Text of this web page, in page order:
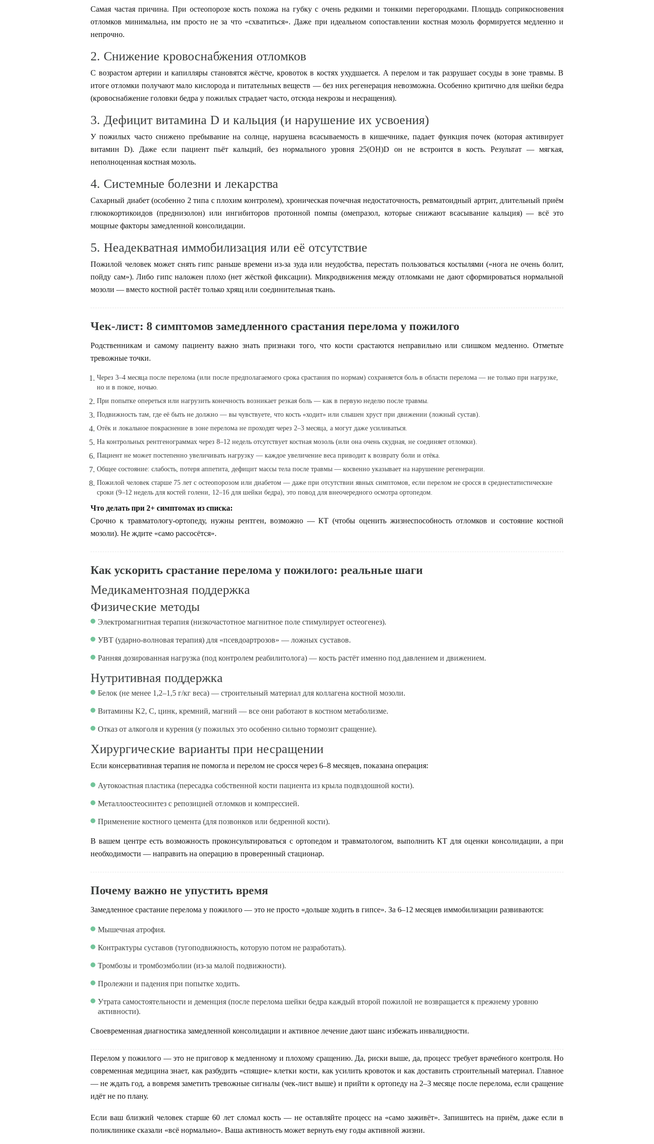
Самая частая причина. При остеопорозе кость похожа на губку с очень редкими и тонкими перегородками. Площадь соприкосновения
отломков минимальна, им просто не за что «схватиться». Даже при идеальном сопоставлении костная мозоль формируется медленно и
непрочно.
2. Снижение кровоснабжения отломков
С возрастом артерии и капилляры становятся жёстче, кровоток в костях ухудшается. А перелом и так разрушает сосуды в зоне травмы. В
итоге отломки получают мало кислорода и питательных веществ — без них регенерация невозможна. Особенно критично для шейки бедра
(кровоснабжение головки бедра у пожилых страдает часто, отсюда некрозы и несращения).
3. Дефицит витамина D и кальция (и нарушение их усвоения)
У пожилых часто снижено пребывание на солнце, нарушена всасываемость в кишечнике, падает функция почек (которая активирует
витамин D). Даже если пациент пьёт кальций, без нормального уровня 25(OH)D он не встроится в кость. Результат — мягкая,
неполноценная костная мозоль.
4. Системные болезни и лекарства
Сахарный диабет (особенно 2 типа с плохим контролем), хроническая почечная недостаточность, ревматоидный артрит, длительный приём
глюкокортикоидов (преднизолон) или ингибиторов протонной помпы (омепразол, которые снижают всасывание кальция) — всё это
мощные факторы замедленной консолидации.
5. Неадекватная иммобилизация или её отсутствие
Пожилой человек может снять гипс раньше времени из-за зуда или неудобства, перестать пользоваться костылями («нога не очень болит,
пойду сам»). Либо гипс наложен плохо (нет жёсткой фиксации). Микродвижения между отломками не дают сформироваться нормальной
мозоли — вместо костной растёт только хрящ или соединительная ткань.
Чек-лист: 8 симптомов замедленного срастания перелома у пожилого
Родственникам и самому пациенту важно знать признаки того, что кости срастаются неправильно или слишком медленно. Отметьте
тревожные точки.
Через 3–4 месяца после перелома (или после предполагаемого срока срастания по нормам) сохраняется боль в области перелома — не только при нагрузке,
но и в покое, ночью.
При попытке опереться или нагрузить конечность возникает резкая боль — как в первую неделю после травмы.
Подвижность там, где её быть не должно — вы чувствуете, что кость «ходит» или слышен хруст при движении (ложный сустав).
Отёк и локальное покраснение в зоне перелома не проходят через 2–3 месяца, а могут даже усиливаться.
На контрольных рентгенограммах через 8–12 недель отсутствует костная мозоль (или она очень скудная, не соединяет отломки).
Пациент не может постепенно увеличивать нагрузку — каждое увеличение веса приводит к возврату боли и отёка.
Общее состояние: слабость, потеря аппетита, дефицит массы тела после травмы — косвенно указывает на нарушение регенерации.
Пожилой человек старше 75 лет с остеопорозом или диабетом — даже при отсутствии явных симптомов, если перелом не сросся в среднестатистические
сроки (9–12 недель для костей голени, 12–16 для шейки бедра), это повод для внеочередного осмотра ортопедом.
Что делать при 2+ симптомах из списка:
Срочно к травматологу-ортопеду, нужны рентген, возможно — КТ (чтобы оценить жизнеспособность отломков и состояние костной
мозоли). Не ждите «само рассосётся».
Как ускорить срастание перелома у пожилого: реальные шаги
Медикаментозная поддержка
Физические методы
Электромагнитная терапия (низкочастотное магнитное поле стимулирует остеогенез).
УВТ (ударно-волновая терапия) для «псевдоартрозов» — ложных суставов.
Ранняя дозированная нагрузка (под контролем реабилитолога) — кость растёт именно под давлением и движением.
Нутритивная поддержка
Белок (не менее 1,2–1,5 г/кг веса) — строительный материал для коллагена костной мозоли.
Витамины K2, C, цинк, кремний, магний — все они работают в костном метаболизме.
Отказ от алкоголя и курения (у пожилых это особенно сильно тормозит сращение).
Хирургические варианты при несращении
Если консервативная терапия не помогла и перелом не сросся через 6–8 месяцев, показана операция:
Аутокоастная пластика (пересадка собственной кости пациента из крыла подвздошной кости).
Металлоостеосинтез с репозицией отломков и компрессией.
Применение костного цемента (для позвонков или бедренной кости).
В вашем центре есть возможность проконсультироваться с ортопедом и травматологом, выполнить КТ для оценки консолидации, а при
необходимости — направить на операцию в проверенный стационар.
Почему важно не упустить время
Замедленное срастание перелома у пожилого — это не просто «дольше ходить в гипсе». За 6–12 месяцев иммобилизации развиваются:
Мышечная атрофия.
Контрактуры суставов (тугоподвижность, которую потом не разработать).
Тромбозы и тромбоэмболии (из-за малой подвижности).
Пролежни и падения при попытке ходить.
Утрата самостоятельности и деменция (после перелома шейки бедра каждый второй пожилой не возвращается к прежнему уровню
активности).
Своевременная диагностика замедленной консолидации и активное лечение дают шанс избежать инвалидности.
Перелом у пожилого — это не приговор к медленному и плохому сращению. Да, риски выше, да, процесс требует врачебного контроля. Но
современная медицина знает, как разбудить «спящие» клетки кости, как усилить кровоток и как доставить строительный материал. Главное
— не ждать год, а вовремя заметить тревожные сигналы (чек-лист выше) и прийти к ортопеду на 2–3 месяце после перелома, если сращение
идёт не по плану.
Если ваш близкий человек старше 60 лет сломал кость — не оставляйте процесс на «само заживёт». Запишитесь на приём, даже если в
поликлинике сказали «всё нормально». Ваша активность может вернуть ему годы активной жизни.